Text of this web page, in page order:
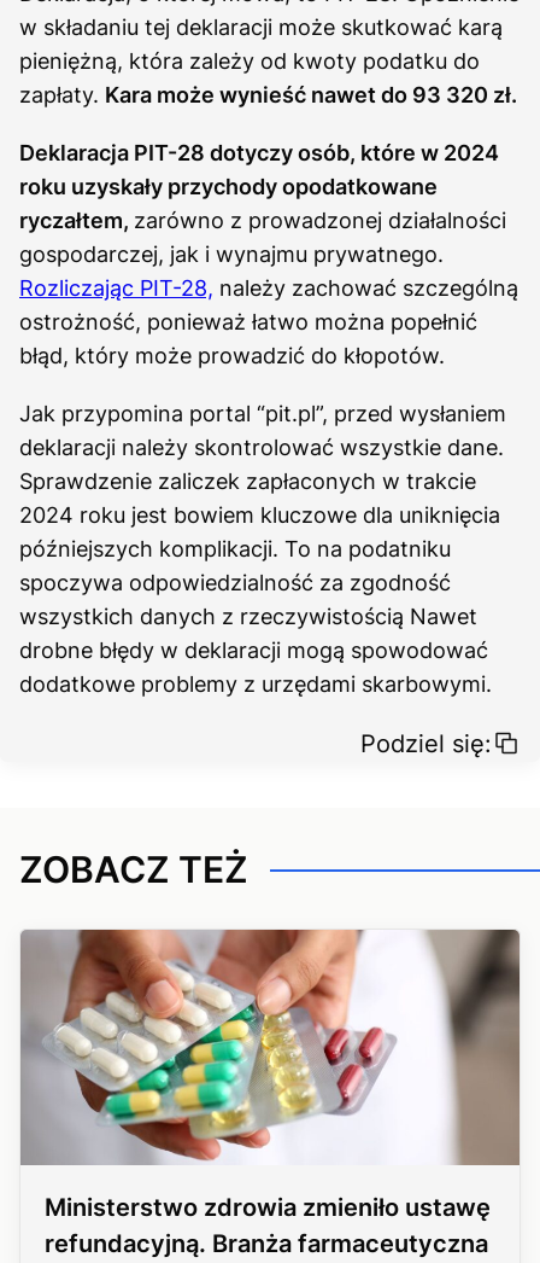
w składaniu tej deklaracji może skutkować karą
pieniężną, która zależy od kwoty podatku do
zapłaty. Kara może wynieść nawet do 93 320 zł.
Deklaracja PIT-28 dotyczy osób, które w 2024
roku uzyskały przychody opodatkowane
ryczałtem, zarówno z prowadzonej działalności
gospodarczej, jak i wynajmu prywatnego.
Rozliczając PIT-28, należy zachować szczególną
ostrożność, ponieważ łatwo można popełnić
błąd, który może prowadzić do kłopotów.
Jak przypomina portal “pit.pl”, przed wysłaniem
deklaracji należy skontrolować wszystkie dane.
Sprawdzenie zaliczek zapłaconych w trakcie
2024 roku jest bowiem kluczowe dla uniknięcia
późniejszych komplikacji. To na podatniku
spoczywa odpowiedzialność za zgodność
wszystkich danych z rzeczywistością Nawet
drobne błędy w deklaracji mogą spowodować
dodatkowe problemy z urzędami skarbowymi.
Podziel się:
ZOBACZ TEŻ
Ministerstwo zdrowia zmieniło ustawę
refundacyjną. Branża farmaceutyczna